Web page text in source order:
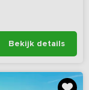
Bekijk details